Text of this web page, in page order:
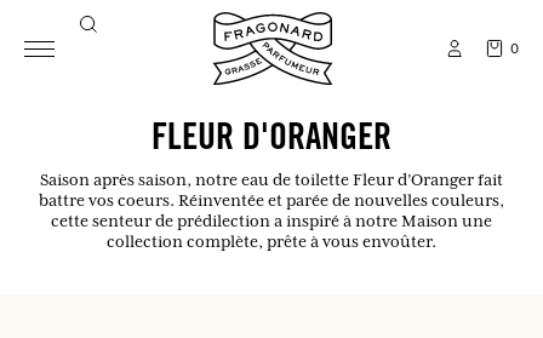
0
FLEUR D'ORANGER
Saison après saison, notre eau de toilette Fleur d’Oranger fait
battre vos coeurs. Réinventée et parée de nouvelles couleurs,
cette senteur de prédilection a inspiré à notre Maison une
collection complète, prête à vous envoûter.